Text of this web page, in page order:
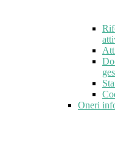
Oneri